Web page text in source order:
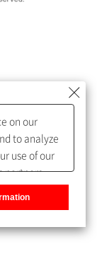
、技術情報や
。
on our
to analyze
use of our
partners,